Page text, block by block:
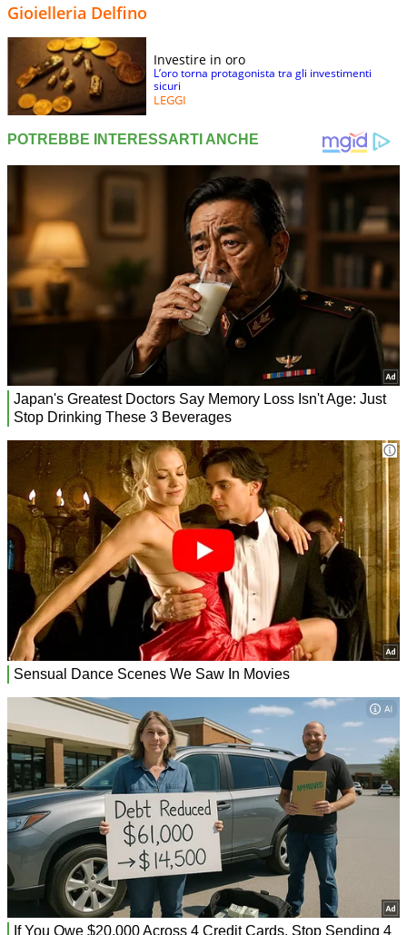
Gioielleria Delfino
Investire in oro
L’oro torna protagonista tra gli investimenti
sicuri
LEGGI